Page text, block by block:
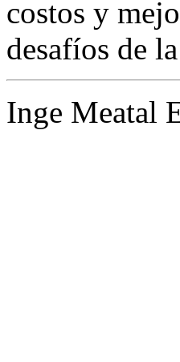
costos y
desafíos de
Inge Meatal